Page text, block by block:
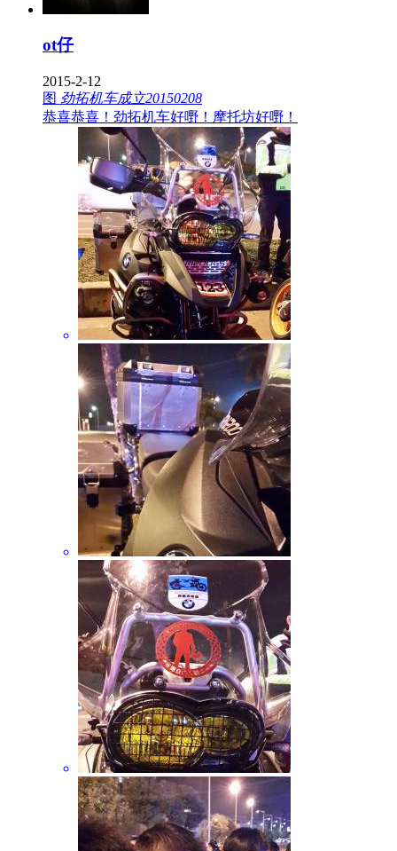
ot仔
2015-2-12
图 劲拓机车成立20150208
恭喜恭喜！劲拓机车好嘢！摩托坊好嘢！